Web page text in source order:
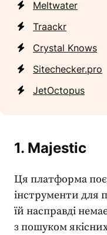
Meltwater
Traackr
Crystal Knows
Sitechecker.pro
JetOctopus
1. Majestic
Ця платформа
інструменти для
їй насправді
з пошуком